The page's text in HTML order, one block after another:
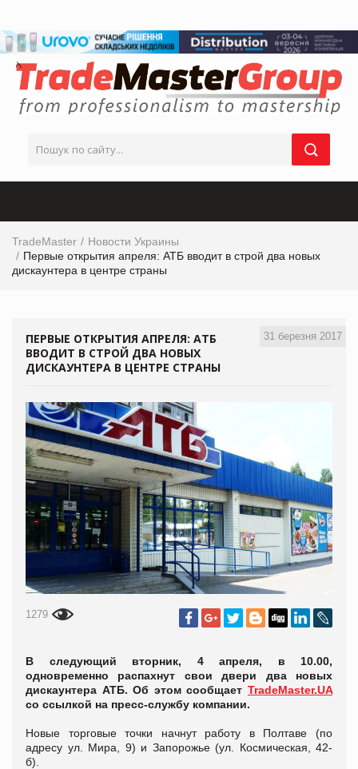
TradeMaster
Новости Украины
Первые открытия апреля: АТБ вводит в строй два новых
дискаунтера в центре страны
31 березня 2017
ПЕРВЫЕ ОТКРЫТИЯ АПРЕЛЯ: АТБ
ВВОДИТ В СТРОЙ ДВА НОВЫХ
ДИСКАУНТЕРА В ЦЕНТРЕ СТРАНЫ
1279
В следующий вторник, 4 апреля, в 10.00,
одновременно распахнут свои двери два новых
дискаунтера АТБ. Об этом сообщает TradeMaster.UA
со ссылкой на пресс-службу компании.
Новые торговые точки начнут работу в Полтаве (по
адресу ул. Мира, 9) и Запорожье (ул. Космическая, 42-
б).